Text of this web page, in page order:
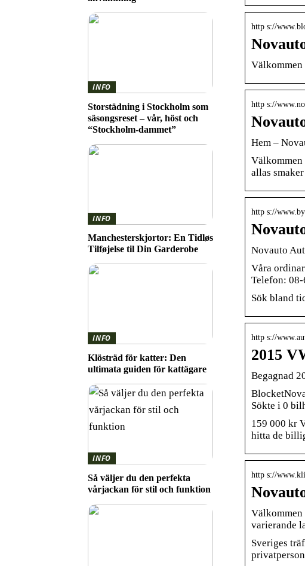
http s://
http s://
Hem –
allas
http s://
Novauto
Våra
Telefon:
Sök bland
http s://
2015
Begagnad
Sökte i 0
159 000 kr
hitta de
http s://
varierande
Sveriges
INFO
Storstädning i Stockholm som
säsongsreset – vår, höst och
“Stockholm-dammet”
INFO
Manchesterskjortor: En Tidløs
Tilføjelse til Din Garderobe
INFO
Klösträd för katter: Den
ultimata guiden för kattägare
INFO
Så väljer du den perfekta
vårjackan för stil och funktion